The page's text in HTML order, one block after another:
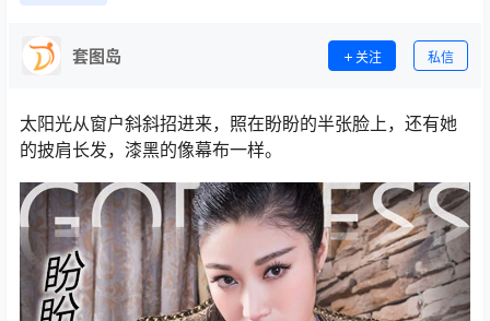
套图岛 关注 私信
太阳光从窗户斜斜招进来，照在盼盼的半张脸上，还有她
的披肩长发，漆黑的像幕布一样。